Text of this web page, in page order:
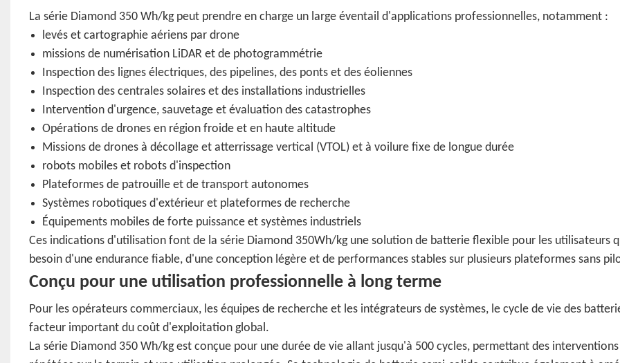
La série Diamond 350 Wh/kg peut prendre en charge un large éventail d'applications professionnelles, notamment :
levés et cartographie aériens par drone
missions de numérisation LiDAR et de photogrammétrie
Inspection des lignes électriques, des pipelines, des ponts et des éoliennes
Inspection des centrales solaires et des installations industrielles
Intervention d'urgence, sauvetage et évaluation des catastrophes
Opérations de drones en région froide et en haute altitude
Missions de drones à décollage et atterrissage vertical (VTOL) et à voilure fixe de longue durée
robots mobiles et robots d'inspection
Plateformes de patrouille et de transport autonomes
Systèmes robotiques d'extérieur et plateformes de recherche
Équipements mobiles de forte puissance et systèmes industriels
Ces indications d'utilisation font de la série Diamond 350Wh/kg une solution de batterie flexible pour les utilisateurs
besoin d'une endurance fiable, d'une conception légère et de performances stables sur plusieurs plateformes sans
Conçu pour une utilisation professionnelle à long terme
Pour les opérateurs commerciaux, les équipes de recherche et les intégrateurs de systèmes, le cycle de vie des
facteur important du coût d'exploitation global.
La série Diamond 350 Wh/kg est conçue pour une durée de vie allant jusqu'à 500 cycles, permettant des interventions